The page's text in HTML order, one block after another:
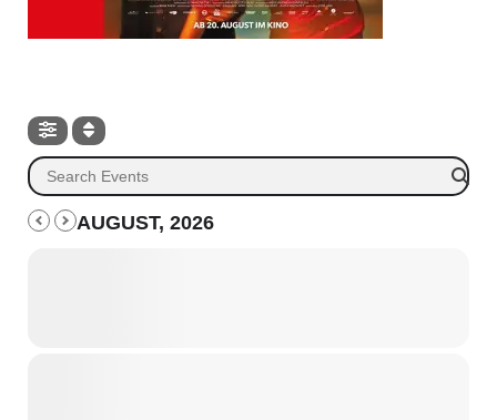
AUGUST, 2026